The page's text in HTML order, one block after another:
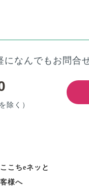
になんでもお問合
除く）
こちeネッと
様へ